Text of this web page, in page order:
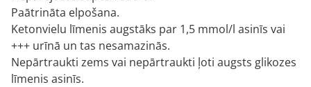
Paātrināta elpošana.
Ketonvielu līmenis augstāks par 1,5 mmol/l asinīs vai
+++ urīnā un tas nesamazinās.
Nepārtraukti zems vai nepārtraukti ļoti augsts glikozes
līmenis asinīs.